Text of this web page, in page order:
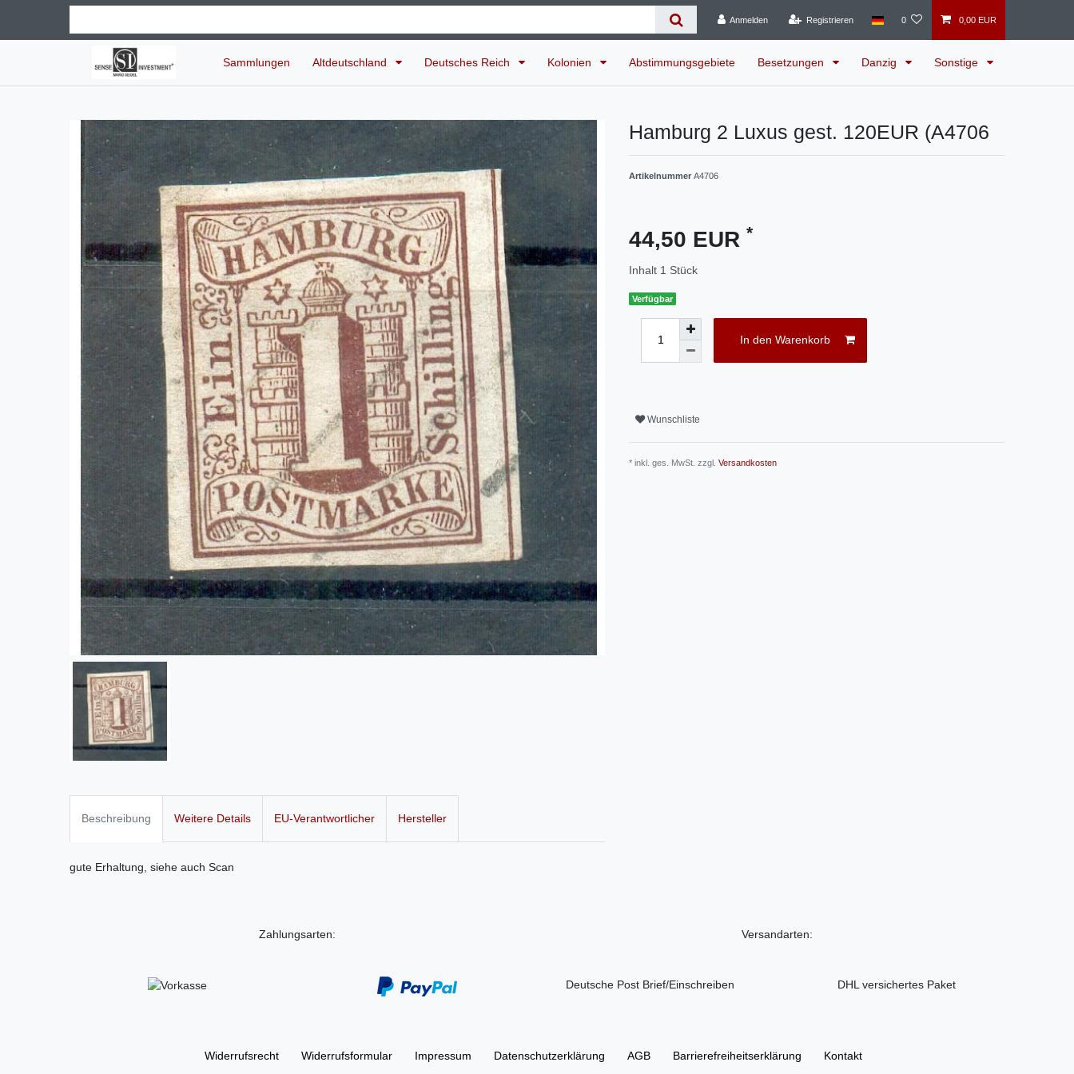
Anmelden Registrieren 0 0,00 EUR
Sammlungen Altdeutschland Deutsches Reich Kolonien Abstimmungsgebiete Besetzungen Danzig Sonstige
Hamburg 2 Luxus gest. 120EUR (A4706
Artikelnummer A4706
44,50 EUR *
Inhalt 1 Stück
Verfügbar
In den Warenkorb
Wunschliste
* inkl. ges. MwSt. zzgl. Versandkosten
Beschreibung Weitere Details EU-Verantwortlicher Hersteller
gute Erhaltung, siehe auch Scan
Zahlungsarten: Versandarten:
Deutsche Post Brief/Einschreiben DHL versichertes Paket
Widerrufs­recht Widerrufs­formular Impressum Daten­schutz­erklärung AGB Barrierefreiheitserklärung Kontakt